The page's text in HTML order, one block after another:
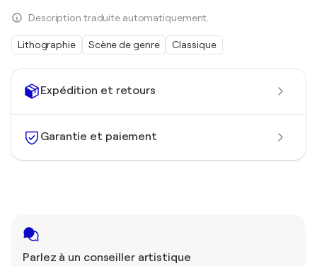
Expédition et retours
Garantie et paiement
Parlez à un conseiller artistique
Description traduite automatiquement.
Lithographie Scène de genre Classique